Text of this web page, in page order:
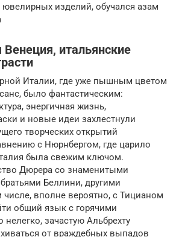
ювелирных изделий, обучался азам
итальянские
Италии, где уже пышным цветом
было фантастическим:
энергичная жизнь,
и новые идеи захлестнули
творческих открытий
с Нюрнбергом, где царило
была свежим ключом.
Дюрера со знаменитыми
Беллини, другими
числе, вполне вероятно, с Тицианом
общий язык с горячими
зачастую Альбрехту
от враждебных выпадов